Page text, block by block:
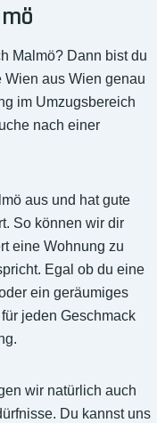
Malmö? Dann bist du
Wien aus Wien genau
im Umzugsbereich
nach einer
aus und hat gute
So können wir dir
eine Wohnung zu
Egal ob du eine
ein geräumiges
jeden Geschmack
wir natürlich auch
Du kannst uns